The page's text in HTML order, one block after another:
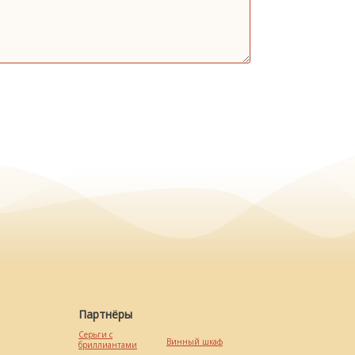
Партнёры
Серьги с
бриллиантами
Винный шкаф